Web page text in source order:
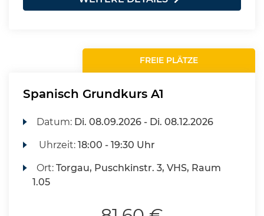
FREIE PLÄTZE
Spanisch Grundkurs A1
Datum: Di. 08.09.2026 - Di. 08.12.2026
Uhrzeit:18:00 - 19:30 Uhr
Ort:Torgau, Puschkinstr. 3, VHS, Raum
1.05